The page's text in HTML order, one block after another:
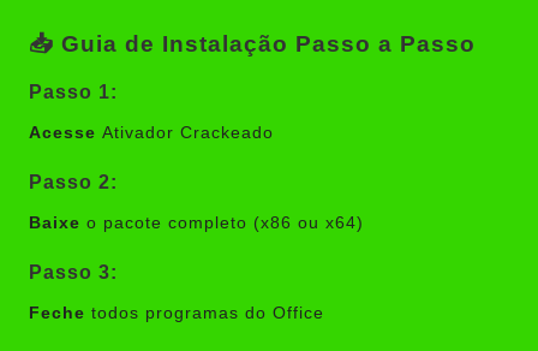
📥 Guia de Instalação Passo a Passo
Passo 1:
Acesse Ativador Crackeado
Passo 2:
Baixe o pacote completo (x86 ou x64)
Passo 3:
Feche todos programas do Office